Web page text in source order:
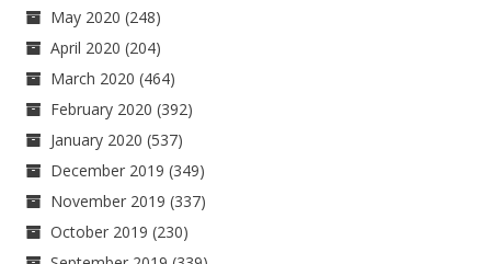
May 2020 (248)
April 2020 (204)
March 2020 (464)
February 2020 (392)
January 2020 (537)
December 2019 (349)
November 2019 (337)
October 2019 (230)